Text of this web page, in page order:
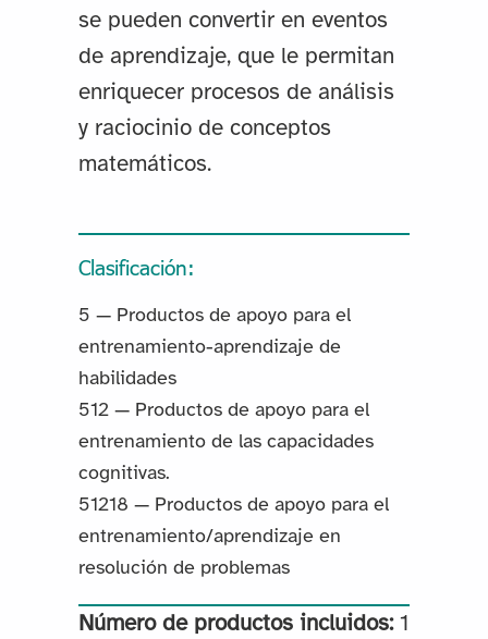
se pueden convertir en eventos
de aprendizaje, que le permitan
enriquecer procesos de análisis
y raciocinio de conceptos
matemáticos.
Clasificación:
5 — Productos de apoyo para el
entrenamiento-aprendizaje de
habilidades
512 — Productos de apoyo para el
entrenamiento de las capacidades
cognitivas.
51218 — Productos de apoyo para el
entrenamiento/aprendizaje en
resolución de problemas
Número de productos incluidos:1